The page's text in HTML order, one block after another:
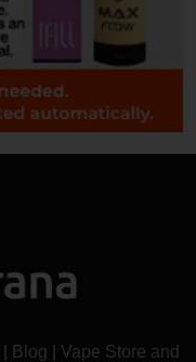
Blog Vape Store and